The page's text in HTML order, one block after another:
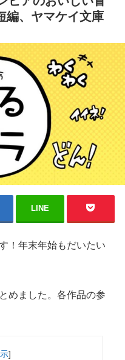
編、ヤマケイ文庫
LINE
！年末年始もだいたい
めました。各作品の参
]